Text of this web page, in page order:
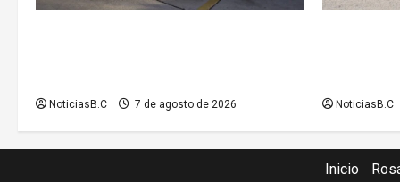
NoticiasB.C 7 de agosto de 2026 NoticiasB.C
Inicio